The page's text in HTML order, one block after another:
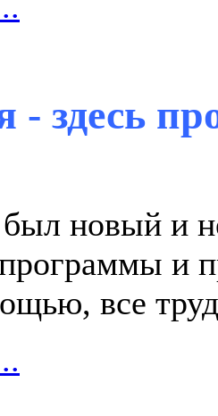
- здесь
новый и
и
все